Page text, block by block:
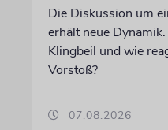
Die Diskussion um
erhält neue
Klingbeil und wie
Vorstoß?
07.08.2026